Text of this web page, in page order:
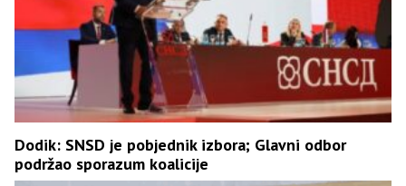
Dodik: SNSD je pobjednik izbora; Glavni odbor
podržao sporazum koalicije